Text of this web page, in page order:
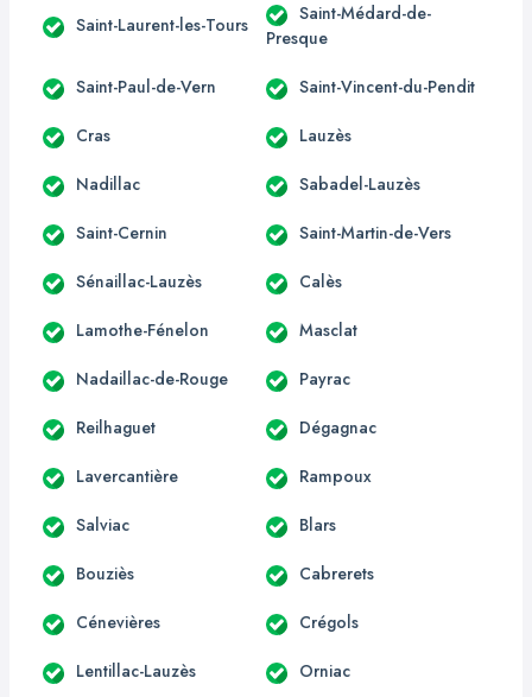
Saint-Laurent-les-Tours
Saint-Médard-de-
Presque
Saint-Paul-de-Vern Saint-Vincent-du-Pendit
Cras Lauzès
Nadillac Sabadel-Lauzès
Saint-Cernin Saint-Martin-de-Vers
Sénaillac-Lauzès Calès
Lamothe-Fénelon Masclat
Nadaillac-de-Rouge Payrac
Reilhaguet Dégagnac
Lavercantière Rampoux
Salviac Blars
Bouziès Cabrerets
Cénevières Crégols
Lentillac-Lauzès Orniac